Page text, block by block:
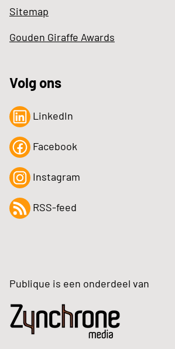
Sitemap
Gouden Giraffe Awards
Volg ons
LinkedIn
Facebook
Instagram
RSS-feed
Publique is een onderdeel van